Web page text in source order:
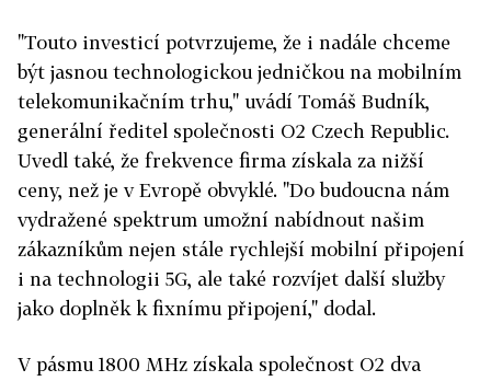
"Touto investicí potvrzujeme, že i nadále chceme
být jasnou technologickou jedničkou na mobilním
telekomunikačním trhu," uvádí Tomáš Budník,
generální ředitel společnosti O2 Czech Republic.
Uvedl také, že frekvence firma získala za nižší
ceny, než je v Evropě obvyklé. "Do budoucna nám
vydražené spektrum umožní nabídnout našim
zákazníkům nejen stále rychlejší mobilní připojení
i na technologii 5G, ale také rozvíjet další služby
jako doplněk k fixnímu připojení," dodal.
V pásmu 1800 MHz získala společnost O2 dva